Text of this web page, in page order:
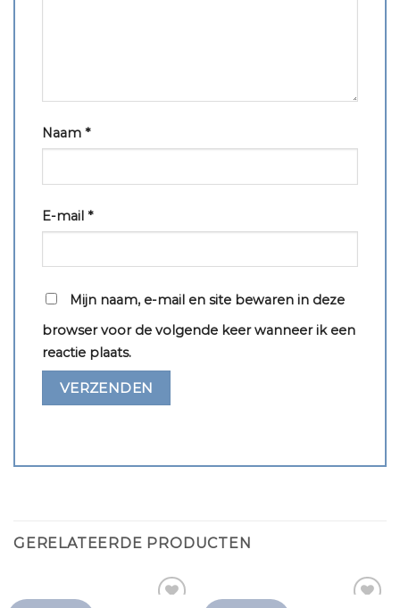
Naam *
E-mail *
Mijn naam, e-mail en site bewaren in deze
browser voor de volgende keer wanneer ik een
reactie plaats.
GERELATEERDE PRODUCTEN